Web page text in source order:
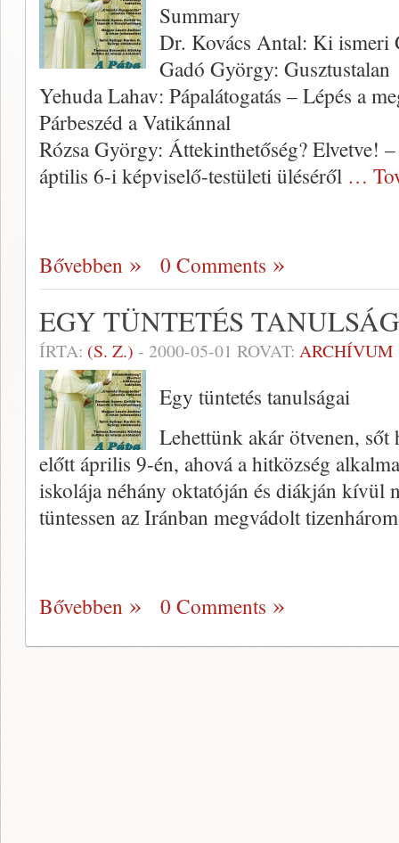
Summary
Dr. Kovács Antal: Ki ismeri
Gadó György: Gusztustalan
Yehuda Lahav: Pápalátogatás – Lépés a
Párbeszéd a Vatikánnal
Rózsa György: Áttekinthetőség? Elvetve!
áptilis 6-i képviselő-testületi üléséről …
Bővebben 0 Comments
EGY TÜNTETÉS
ÍRTA: (S. Z.) - 2000-05-01 ROVAT: ARCHÍVUM
Egy tüntetés tanulságai
Lehettünk akár ötvenen, sőt
előtt április 9-én, ahová a hitközség
iskolája néhány oktatóján és diákján kívül
tüntessen az Iránban meg­vádolt
Bővebben 0 Comments